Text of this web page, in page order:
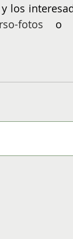
los
fotos